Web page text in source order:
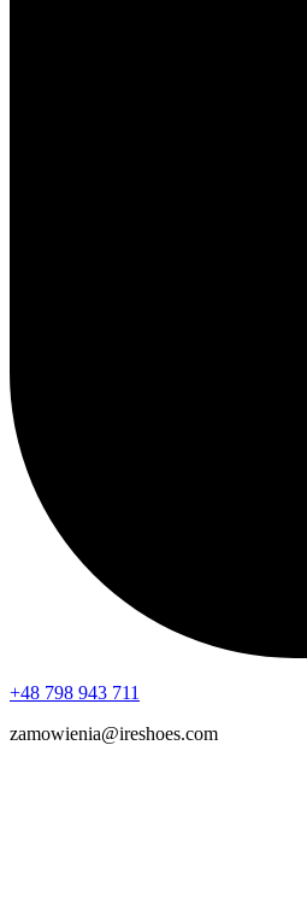
+48 798 943 711
zamowienia@ireshoes.com